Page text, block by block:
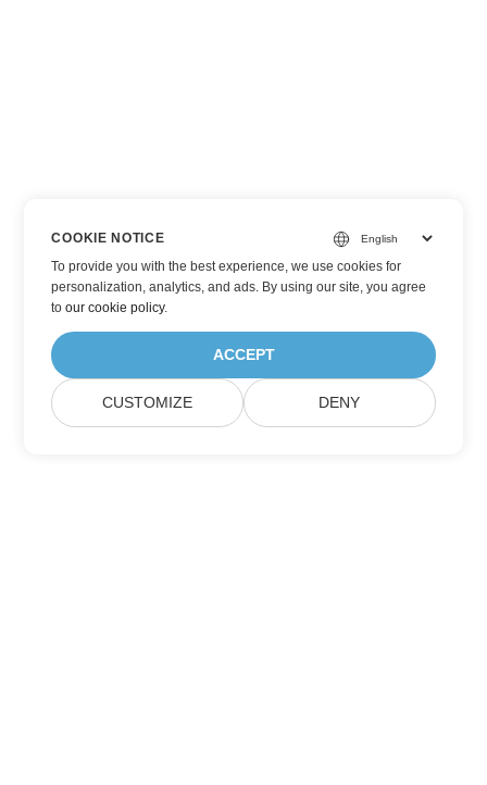
COOKIE NOTICE
To provide you with the best experience, we use cookies for
personalization, analytics, and ads. By using our site, you agree
toour cookie policy.
ACCEPT
CUSTOMIZE DENY